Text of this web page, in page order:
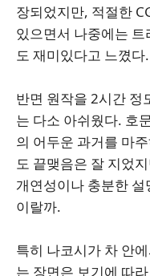
장되었지만, 적절한
있으면서 나중에는
도 재미있다고 느꼈다.
반면 원작을 2시간 정
는 다소 아쉬웠다. 호
의 어두운 과거를 마
도 끝맺음은 잘 지었
개연성이나 충분한
이랄까.
특히 나코시가 차 안
는 장면은 보기에 따